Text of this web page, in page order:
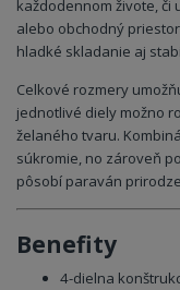
každodennom živote, či
alebo obchodný
hladké skladanie aj
Celkové rozmery
jednotlivé diely možno
želaného tvaru.
súkromie, no zároveň
pôsobí paraván
Benefity
4-dielna